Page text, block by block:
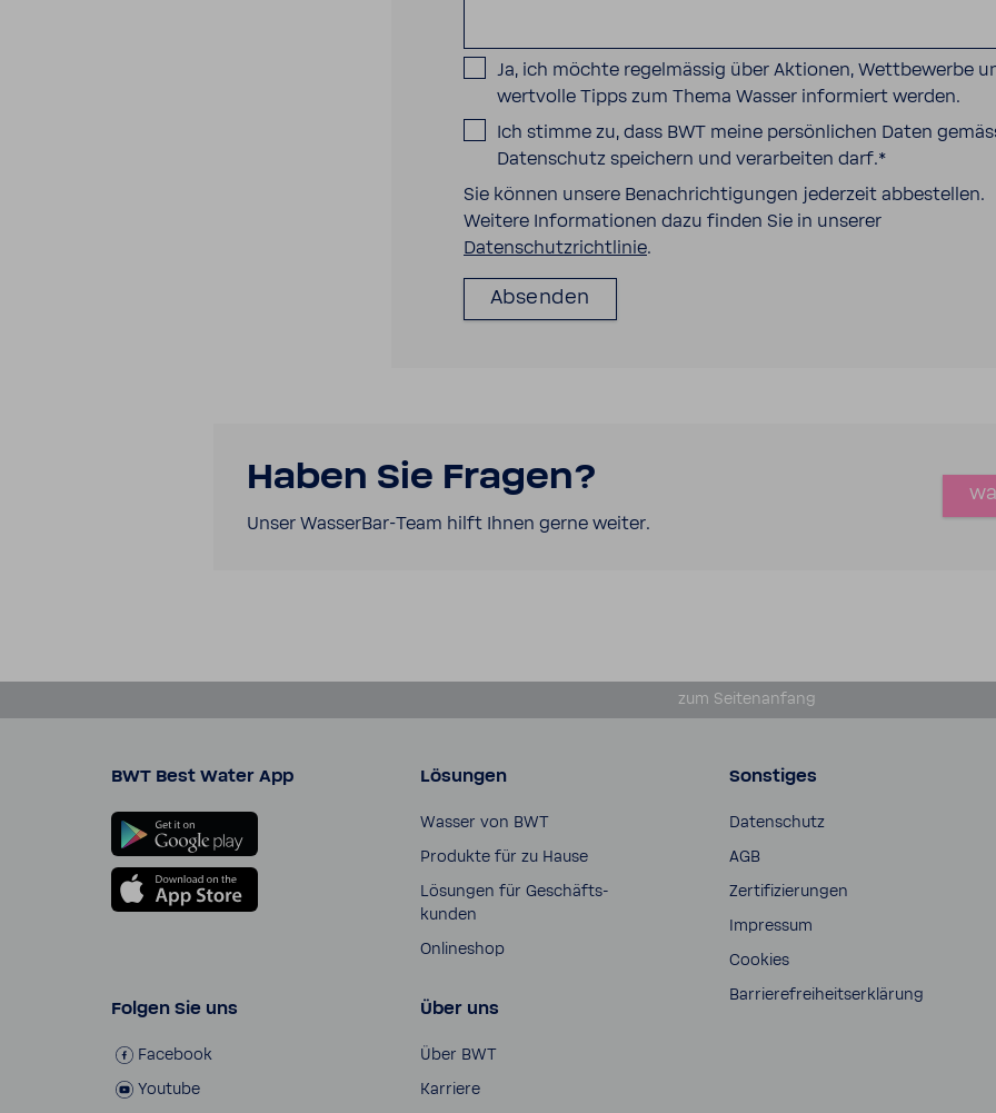
Ja, ich möchte regelmässig über Aktionen, Wettbewerbe
wertvolle Tipps zum Thema Wasser informiert werden.
Ich stimme zu, dass BWT meine persönlichen Daten
Datenschutz speichern und verarbeiten darf.*
Sie können unsere Benachrichtigungen jederzeit abbestellen.
Weitere Informationen dazu finden Sie in unserer
Datenschutzrichtlinie.
Haben Sie Fragen?
Unser WasserBar-​Team hilft Ihnen gerne weiter.
zum Seiten­an­fang
BWT Best Water App
Folgen Sie uns
Face­book
Youtube
Lösungen
Wasser von BWT
Produkte für zu Hause
Lösungen für Geschäfts­
kunden
Online­shop
Über uns
Über BWT
Karriere
Sonstiges
Daten­schutz
AGB
Zerti­fi­zie­rungen
Impressum
Cookies
Barrie­re­frei­heits­er­klä­rung